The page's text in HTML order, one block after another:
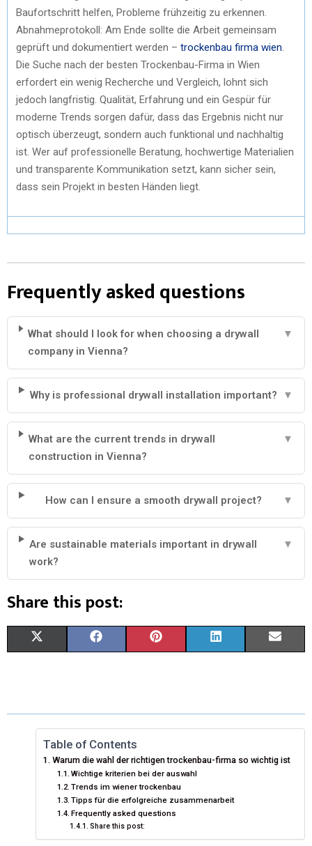
Baufortschritt helfen, Probleme frühzeitig zu erkennen.
Abnahmeprotokoll: Am Ende sollte die Arbeit gemeinsam
geprüft und dokumentiert werden – trockenbau firma wien
Die Suche nach der besten Trockenbau-Firma in Wien
erfordert ein wenig Recherche und Vergleich, lohnt sich
jedoch langfristig. Qualität, Erfahrung und ein Gespür für
moderne Trends sorgen dafür, dass das Ergebnis nicht nur
optisch überzeugt, sondern auch funktional und nachhaltig
ist. Wer auf professionelle Beratung, hochwertige Materialien
und transparente Kommunikation setzt, kann sicher sein,
dass sein Projekt in besten Händen liegt.
Frequently asked questions
What should I look for when choosing a drywall
company in Vienna?
▼
Why is professional drywall installation important? ▼
What are the current trends in drywall
construction in Vienna?
▼
How can I ensure a smooth drywall project? ▼
Are sustainable materials important in drywall
work?
▼
Share this post:
W
I
T
R
E
B
O
O
K
T
R
E
S
T
K
D
I
Table of Contents
Warum die wahl der richtigen trockenbau-firma so wichtig ist
Wichtige kriterien bei der auswahl
Trends im wiener trockenbau
Tipps für die erfolgreiche zusammenarbeit
Frequently asked questions
Share this post: